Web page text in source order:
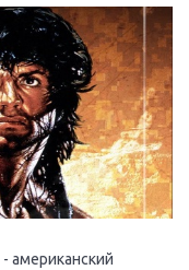
- американский